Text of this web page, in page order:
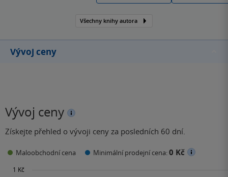
Užíval si ji natolik, že se
studijní léta…
Všechny knihy autora
Vývoj ceny
Vývoj ceny
Získejte přehled o vývoji ceny za posledních 60 dní.
Maloobchodní cena Minimální prodejní cena:0 Kč